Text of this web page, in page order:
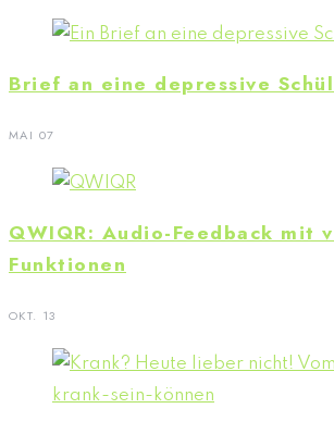
Brief an eine depressive
MAI 07
QWIQR: Audio-Feedback mit
Funktionen
OKT. 13